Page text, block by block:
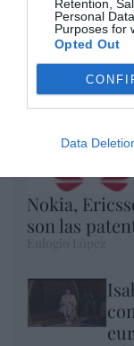
Retention,
Personal
Purposes for
Opted Out
Data
Nokia,
son las